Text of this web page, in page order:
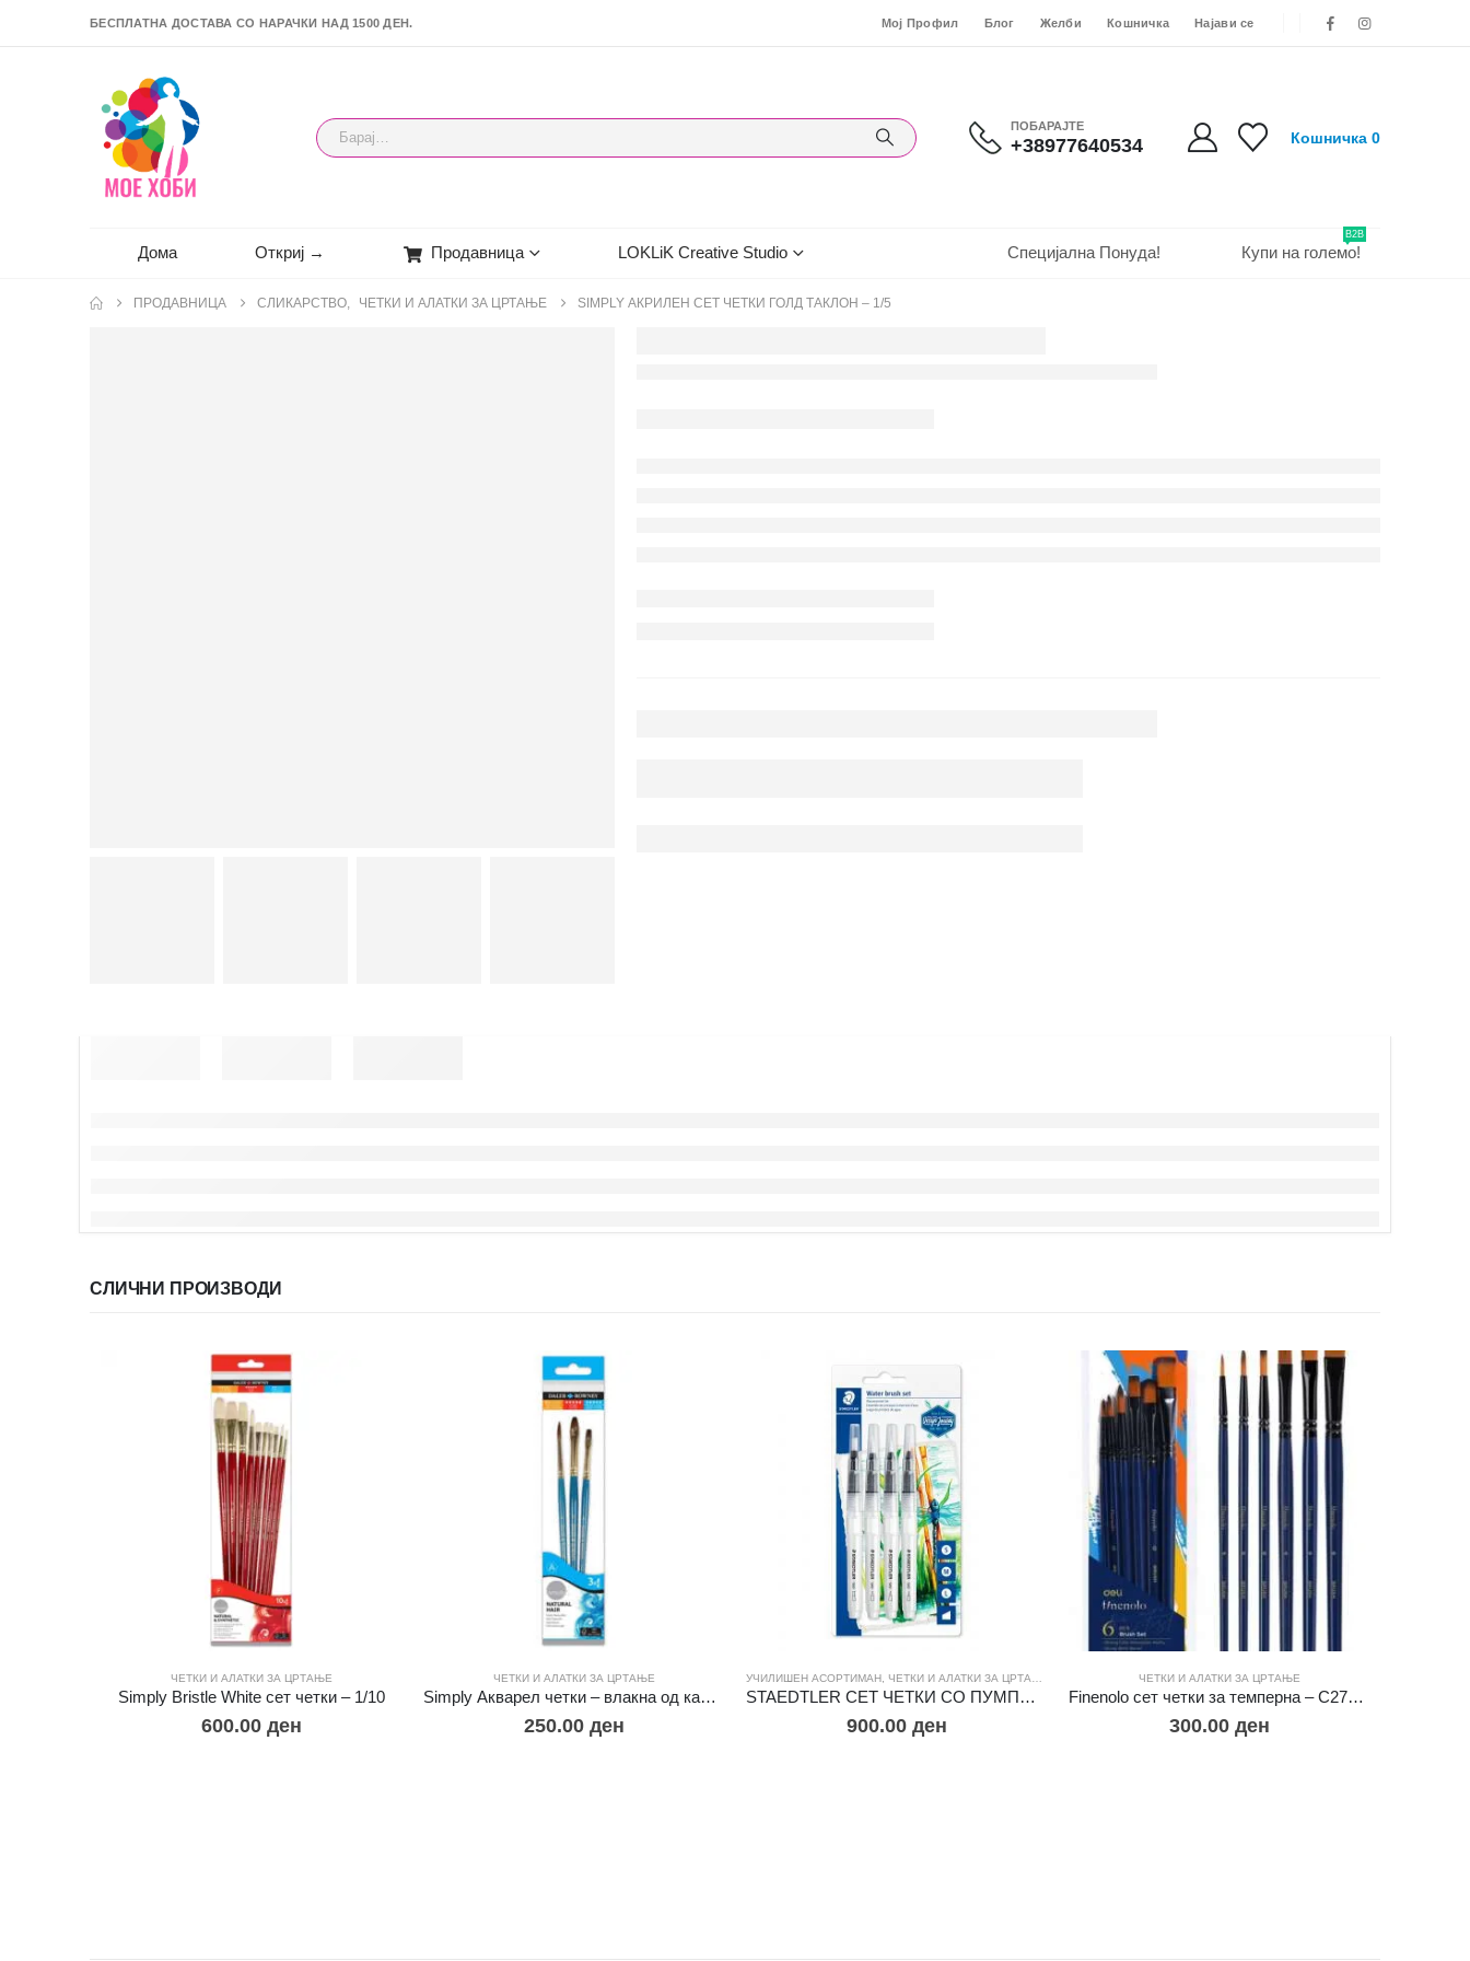
БЕСПЛАТНА ДОСТАВА СО НАРАЧКИ НАД 1500 ДЕН. Мој Профил Блог Желби Кошничка Најави се
ПОБАРАЈТЕ
+38977640534 Кошничка 0
Дома Откриј → Продавница LOKLiK Creative Studio Специјална Понуда! Купи на големо!
B2B
ПРОДАВНИЦА СЛИКАРСТВО, ЧЕТКИ И АЛАТКИ ЗА ЦРТАЊЕ SIMPLY АКРИЛЕН СЕТ ЧЕТКИ ГОЛД ТАКЛОН – 1/5
СЛИЧНИ ПРОИЗВОДИ
ЧЕТКИ И АЛАТКИ ЗА ЦРТАЊЕ
Simply Bristle White сет четки – 1/10
600.00 ден
ЧЕТКИ И АЛАТКИ ЗА ЦРТАЊЕ
Simply Акварел четки – влакна од камила 1/3
250.00 ден
УЧИЛИШЕН АСОРТИМАН ЧЕТКИ И АЛАТКИ ЗА ЦРТАЊЕ
STAEDTLER СЕТ ЧЕТКИ СО ПУМПИЦА
900.00 ден
ЧЕТКИ И АЛАТКИ ЗА ЦРТАЊЕ
Finenolo сет четки за темперна – С277 1/6
300.00 ден